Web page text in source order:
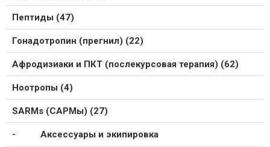
Пептиды (47)
Гонадотропин (прегнил) (22)
Афродизиаки и ПКТ (послекурсовая терапия) (62)
Ноотропы (4)
SARMs (САРМы) (27)
Аксессуары и экипировка